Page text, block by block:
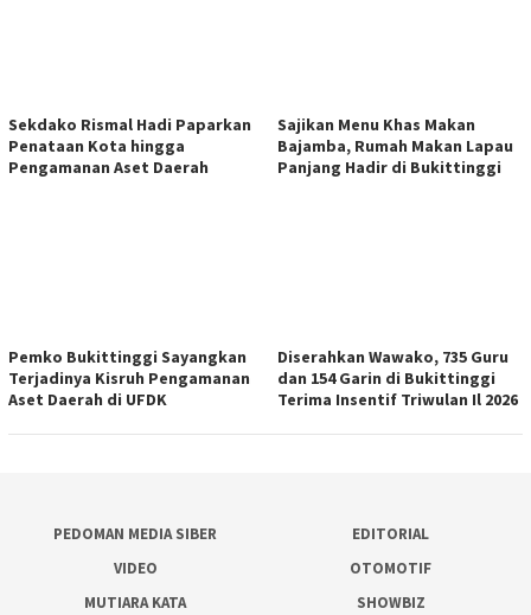
Sekdako Rismal Hadi Paparkan
Penataan Kota hingga
Pengamanan Aset Daerah
Sajikan Menu Khas Makan
Bajamba, Rumah Makan Lapau
Panjang Hadir di Bukittinggi
Pemko Bukittinggi Sayangkan
Terjadinya Kisruh Pengamanan
Aset Daerah di UFDK
Diserahkan Wawako, 735 Guru
dan 154 Garin di Bukittinggi
Terima Insentif Triwulan Il 2026
PEDOMAN MEDIA SIBER
EDITORIAL
VIDEO
OTOMOTIF
MUTIARA KATA
SHOWBIZ